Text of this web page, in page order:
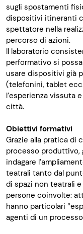
sugli spostamenti
dispositivi itineranti
spettatore nella
percorso di azioni.
Il laboratorio
performativo si
usare dispositivi già
(telefonini, tablet
l’esperienza vissuta
città.
Obiettivi formativi
Grazie alla pratica di
processo produttivo,
indagare
teatrali tanto dal
di spazi non teatrali
persone coinvolte:
hanno particolari
agenti di un